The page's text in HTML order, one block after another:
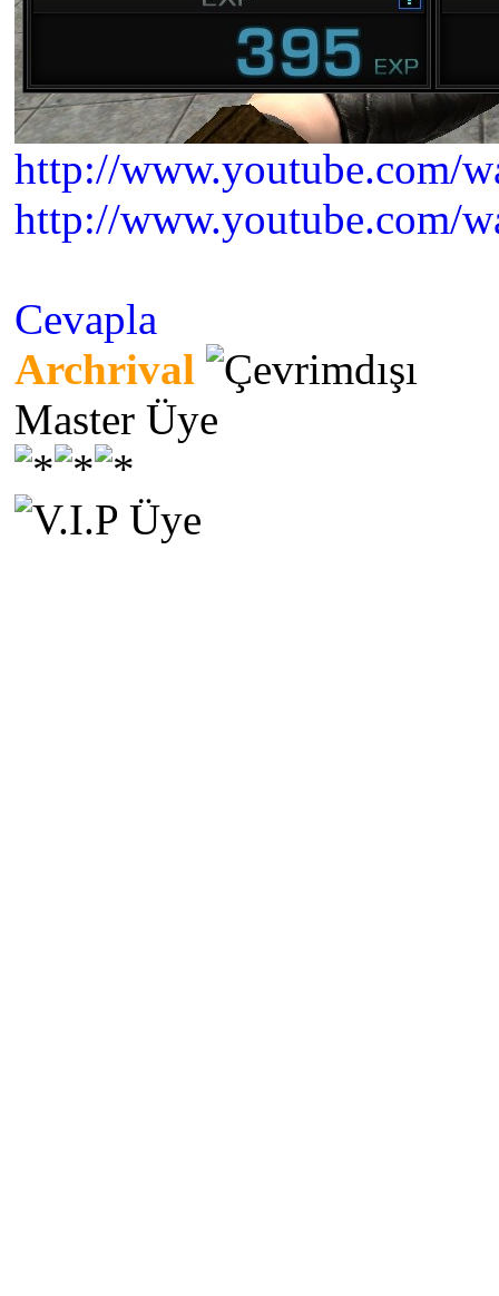
http://www.youtube.com/
http://www.youtube.com/
Cevapla
Archrival
Master Üye